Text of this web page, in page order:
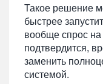
Такое решение
быстрее
вообще спрос
подтвердится,
заменить
системой.